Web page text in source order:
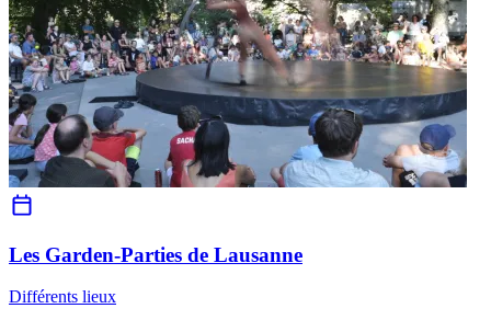
Les Garden-Parties de Lausanne
Différents lieux